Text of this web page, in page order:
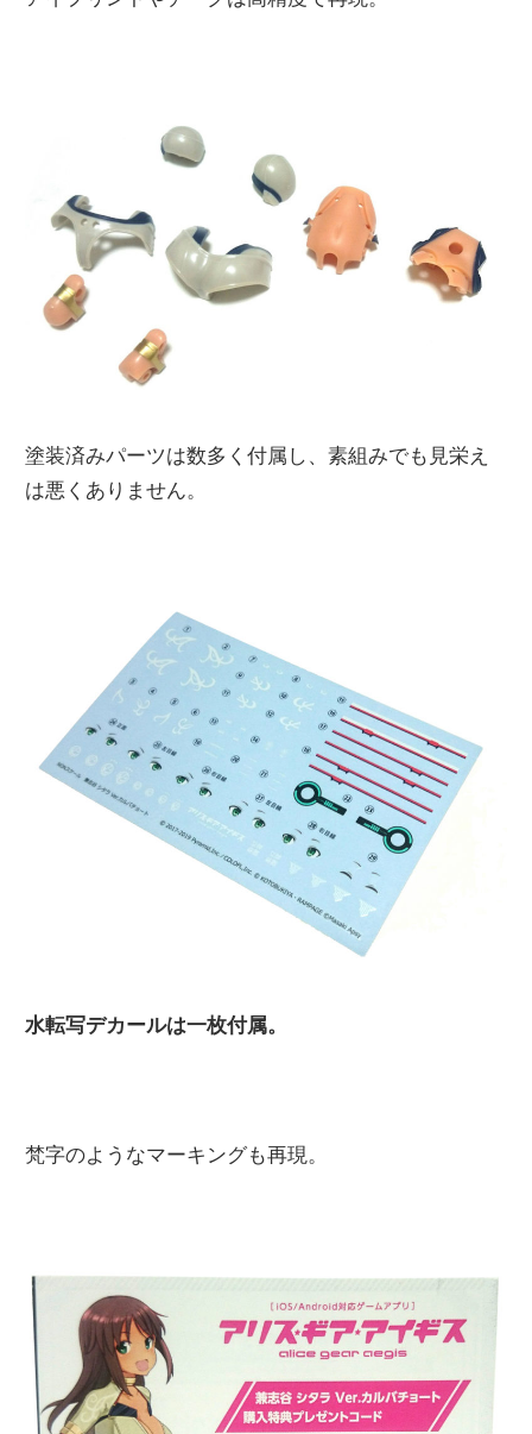
塗装済みパーツは数多く付属し、素組みでも見栄え
は悪くありません。
水転写デカールは一枚付属。
梵字のようなマーキングも再現。